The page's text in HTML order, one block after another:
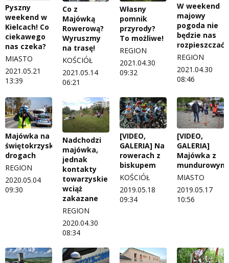
Pyszny
weekend w
Kielcach! Co
ciekawego
nas czeka?
MIASTO
2021.05.21
13:39
Co z
Majówką
Rowerową?
Wyruszmy
na trasę!
KOŚCIÓŁ
2021.05.14
06:21
Własny
pomnik
przyrody?
To możliwe!
REGION
2021.04.30
09:32
W weekend
majowy
pogoda nie
będzie nas
REGION
2021.04.30
08:46
Majówka na
świętokrzyskich
drogach
REGION
2020.05.04
09:30
Nadchodzi
majówka,
jednak
kontakty
towarzyskie
wciąż
zakazane
REGION
2020.04.30
08:34
[VIDEO,
GALERIA] Na
rowerach z
biskupem
KOŚCIÓŁ
2019.05.18
09:34
[VIDEO,
GALERIA]
Majówka z
mundurowymi
MIASTO
2019.05.17
10:56